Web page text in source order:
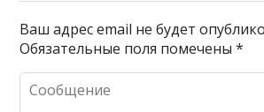
Ваш адрес email не будет
Обязательные поля помечены*